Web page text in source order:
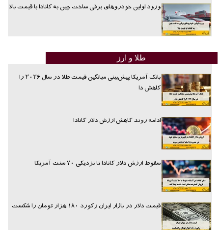
ورود اولین خودروهای برقی ساخت چین به کانادا با قیمت بالا
طلا و ارز
بانک آمریکا پیش‌بینی میانگین قیمت طلا در سال ۲۰۲۶ را
کاهش دا
ادامه روند کاهش ارزش دلار کانادا
سقوط ارزش دلار کانادا تا نزدیکی ۷۰ سنت آمریکا
قیمت دلار در بازار ایران رکورد ۱۸۰ هزار تومان را شکست